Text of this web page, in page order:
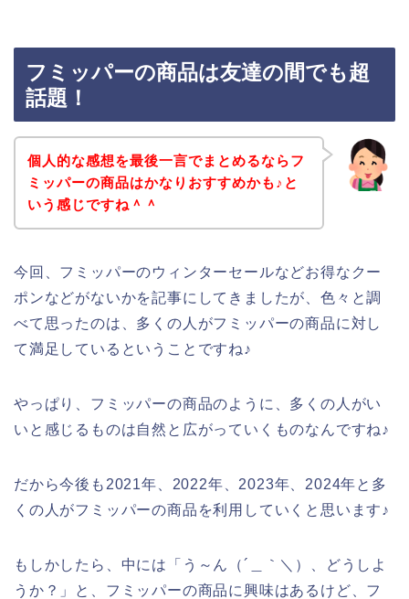
フミッパーの商品は友達の間でも超
話題！
個人的な感想を最後一言でまとめるならフ
ミッパーの商品はかなりおすすめかも♪と
いう感じですね＾＾
今回、フミッパーのウィンターセールなどお得なクー
ポンなどがないかを記事にしてきましたが、色々と調
べて思ったのは、多くの人がフミッパーの商品に対し
て満足しているということですね♪
やっぱり、フミッパーの商品のように、多くの人がい
いと感じるものは自然と広がっていくものなんですね♪
だから今後も2021年、2022年、2023年、2024年と多
くの人がフミッパーの商品を利用していくと思います♪
もしかしたら、中には「う～ん（´＿｀＼）、どうしよ
うか？」と、フミッパーの商品に興味はあるけど、フ